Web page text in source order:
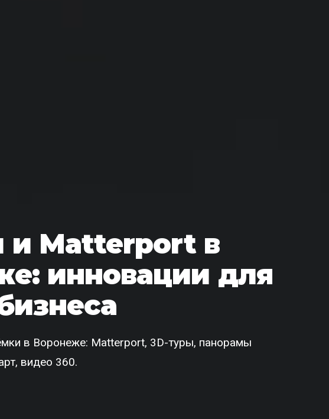
и Matterport в
инновации для
в Воронеже: Matterport, 3D-туры, панорамы
видео 360.